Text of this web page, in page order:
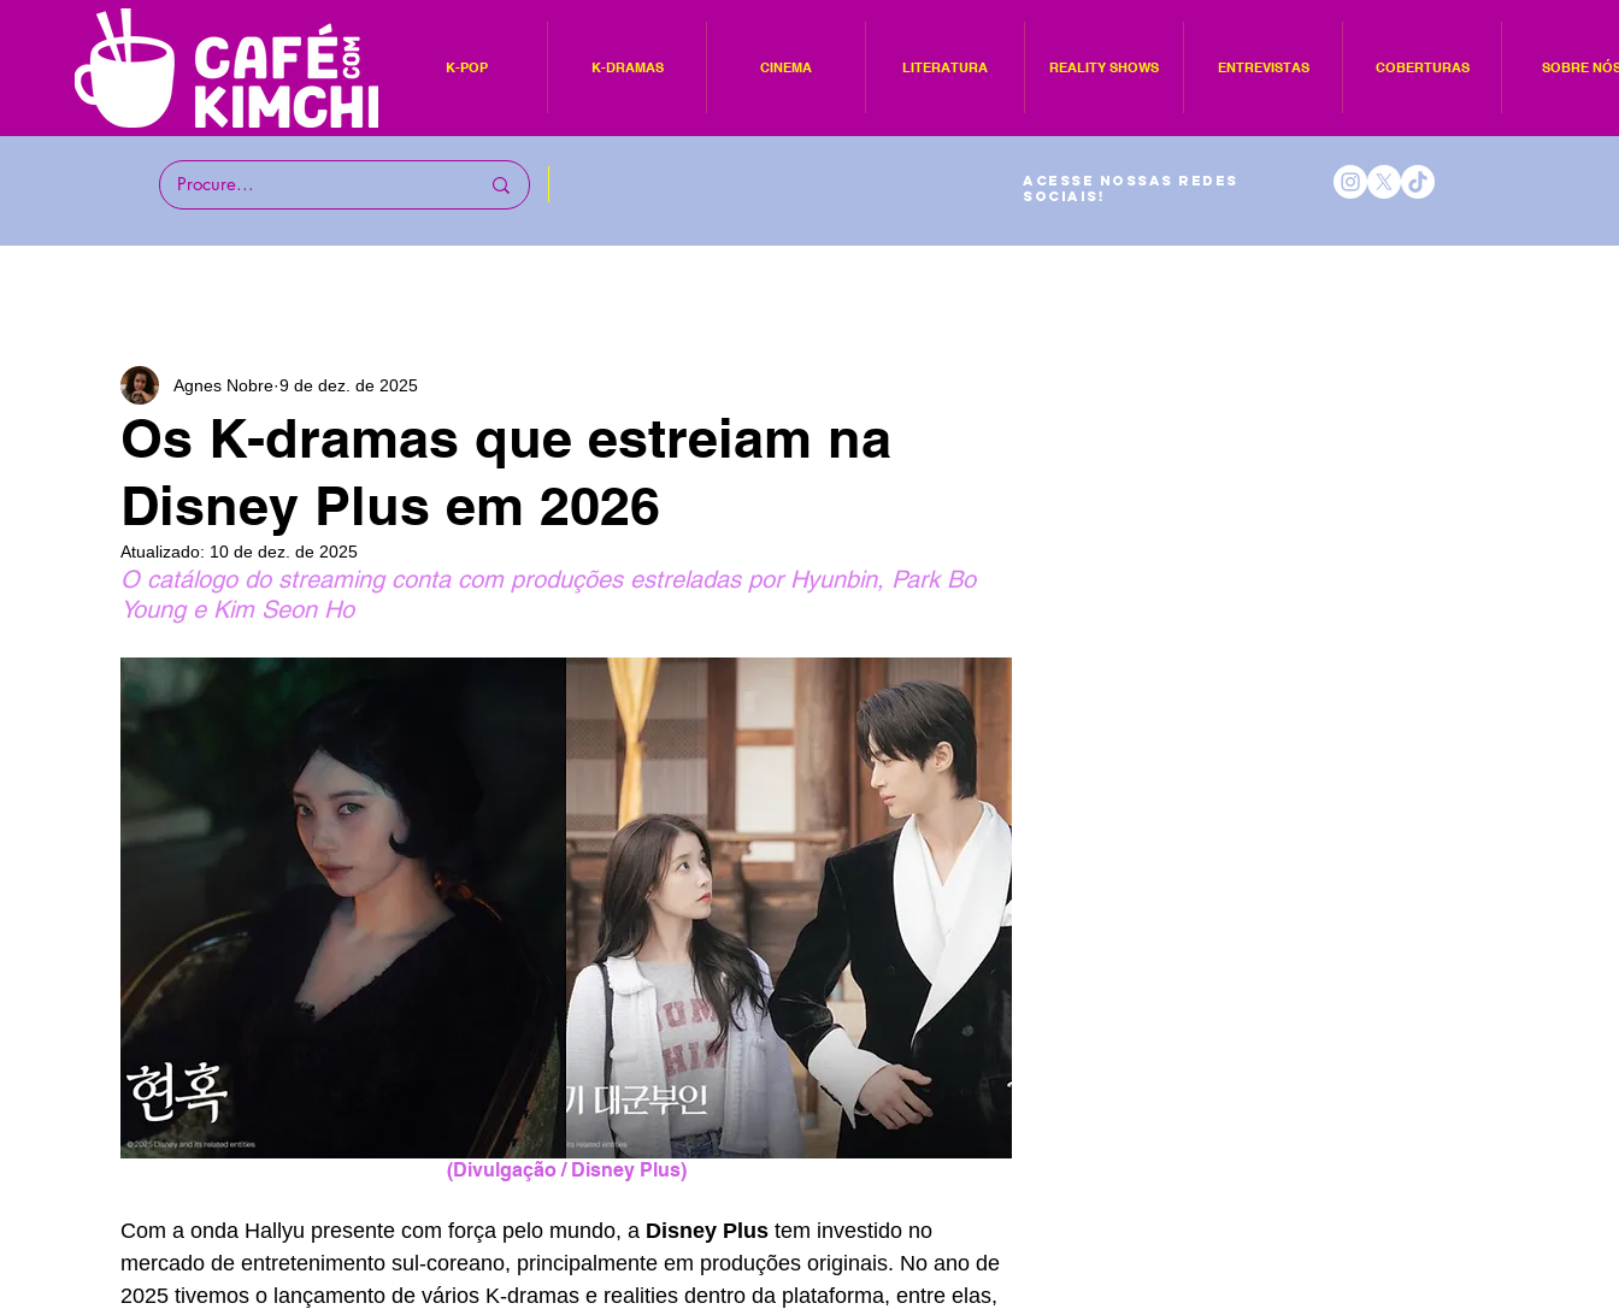
K-POP K-DRAMAS CINEMA LITERATURA REALITY SHOWS ENTREVISTAS COBERTURAS SOBRE
Acesse nossas redes
sociais!
Os K-dramas que estreiam na
Disney Plus em 2026
Agnes Nobre 9 de dez. de 2025
Atualizado: 10 de dez. de 2025
O catálogo do streaming conta com produções estreladas por Hyunbin, Park Bo
Young e Kim Seon Ho
(Divulgação / Disney Plus)
Com a onda Hallyu presente com força pelo mundo, a Disney Plus tem investido no
mercado de entretenimento sul-coreano, principalmente em produções originais. No ano de
2025 tivemos o lançamento de vários K-dramas e realities dentro da plataforma, entre elas,